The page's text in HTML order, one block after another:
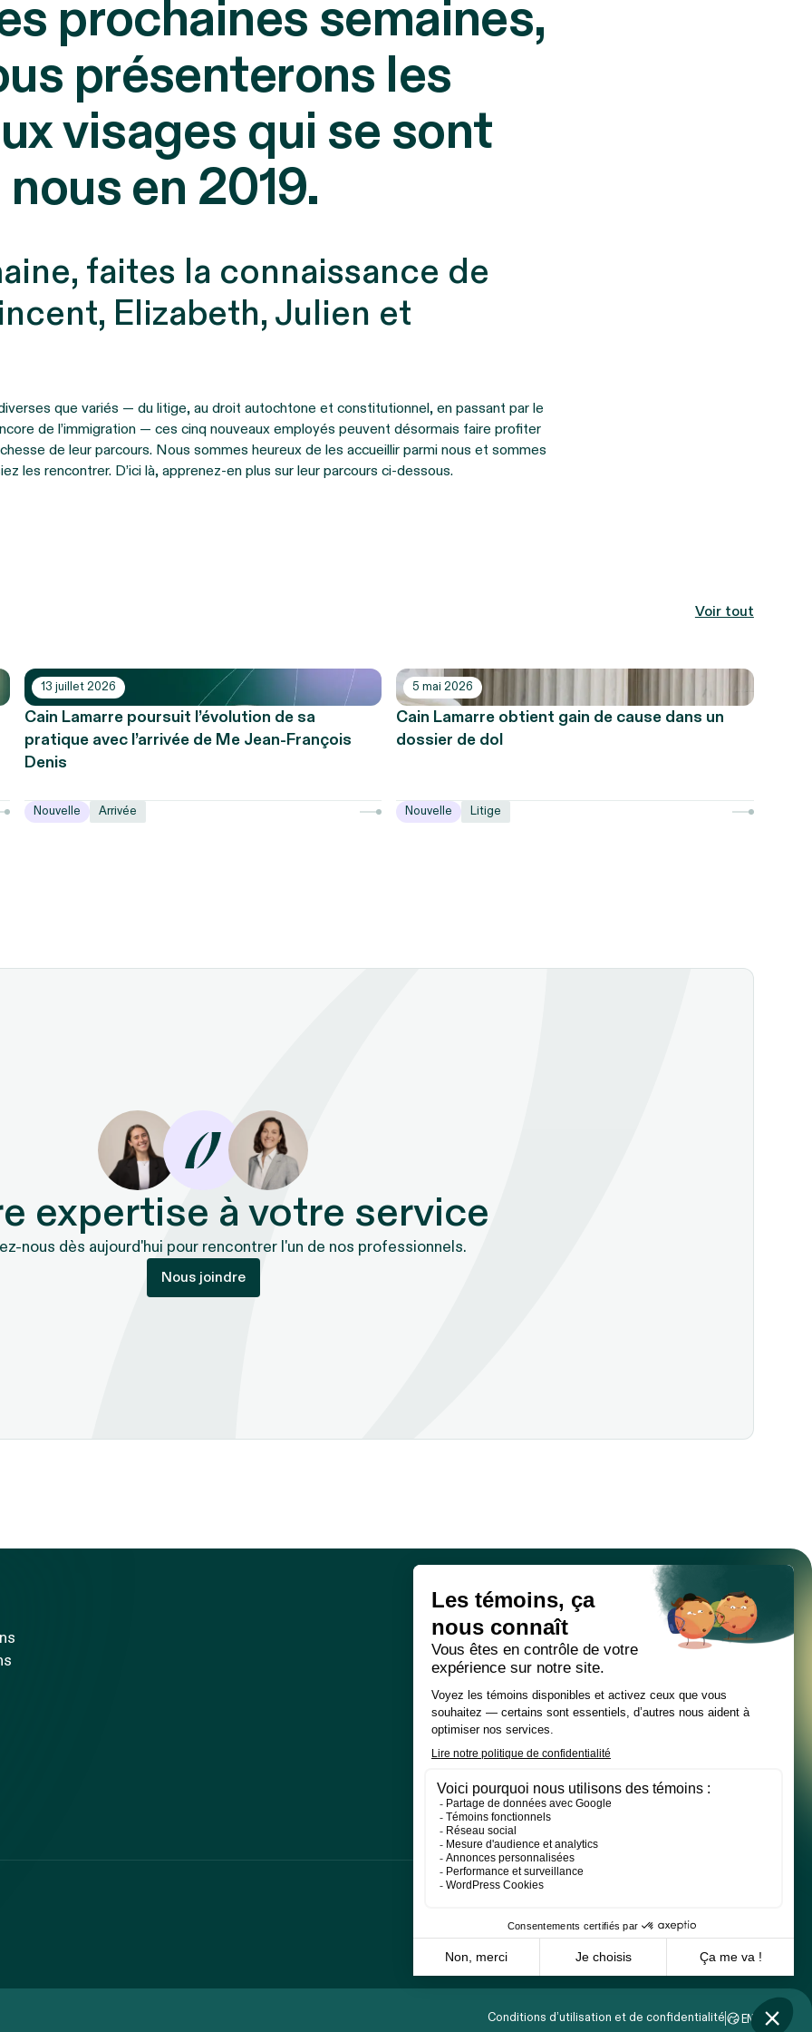
prochaines semaines,
présenterons les
visages qui se sont
en 2019.
faites la connaissance de
Elizabeth, Julien et
que variés — du litige, au droit autochtone et constitutionnel, en passant par le
de l’immigration — ces cinq nouveaux employés peuvent désormais faire profiter
de leur parcours. Nous sommes heureux de les accueillir parmi nous et sommes
les rencontrer. D’ici là, apprenez-en plus sur leur parcours ci-dessous.
Voir tout
13 juillet 2026
Cain Lamarre poursuit l’évolution de sa
pratique avec l’arrivée de Me Jean-François
Denis
Nouvelle Arrivée
5 mai 2026
Cain Lamarre obtient gain de cause dans un
dossier de dol
Nouvelle Litige
expertise à votre service
nous dès aujourd'hui pour rencontrer l'un de nos professionnels.
Nous joindre
Conditions d’utilisation et de confidentialité EN